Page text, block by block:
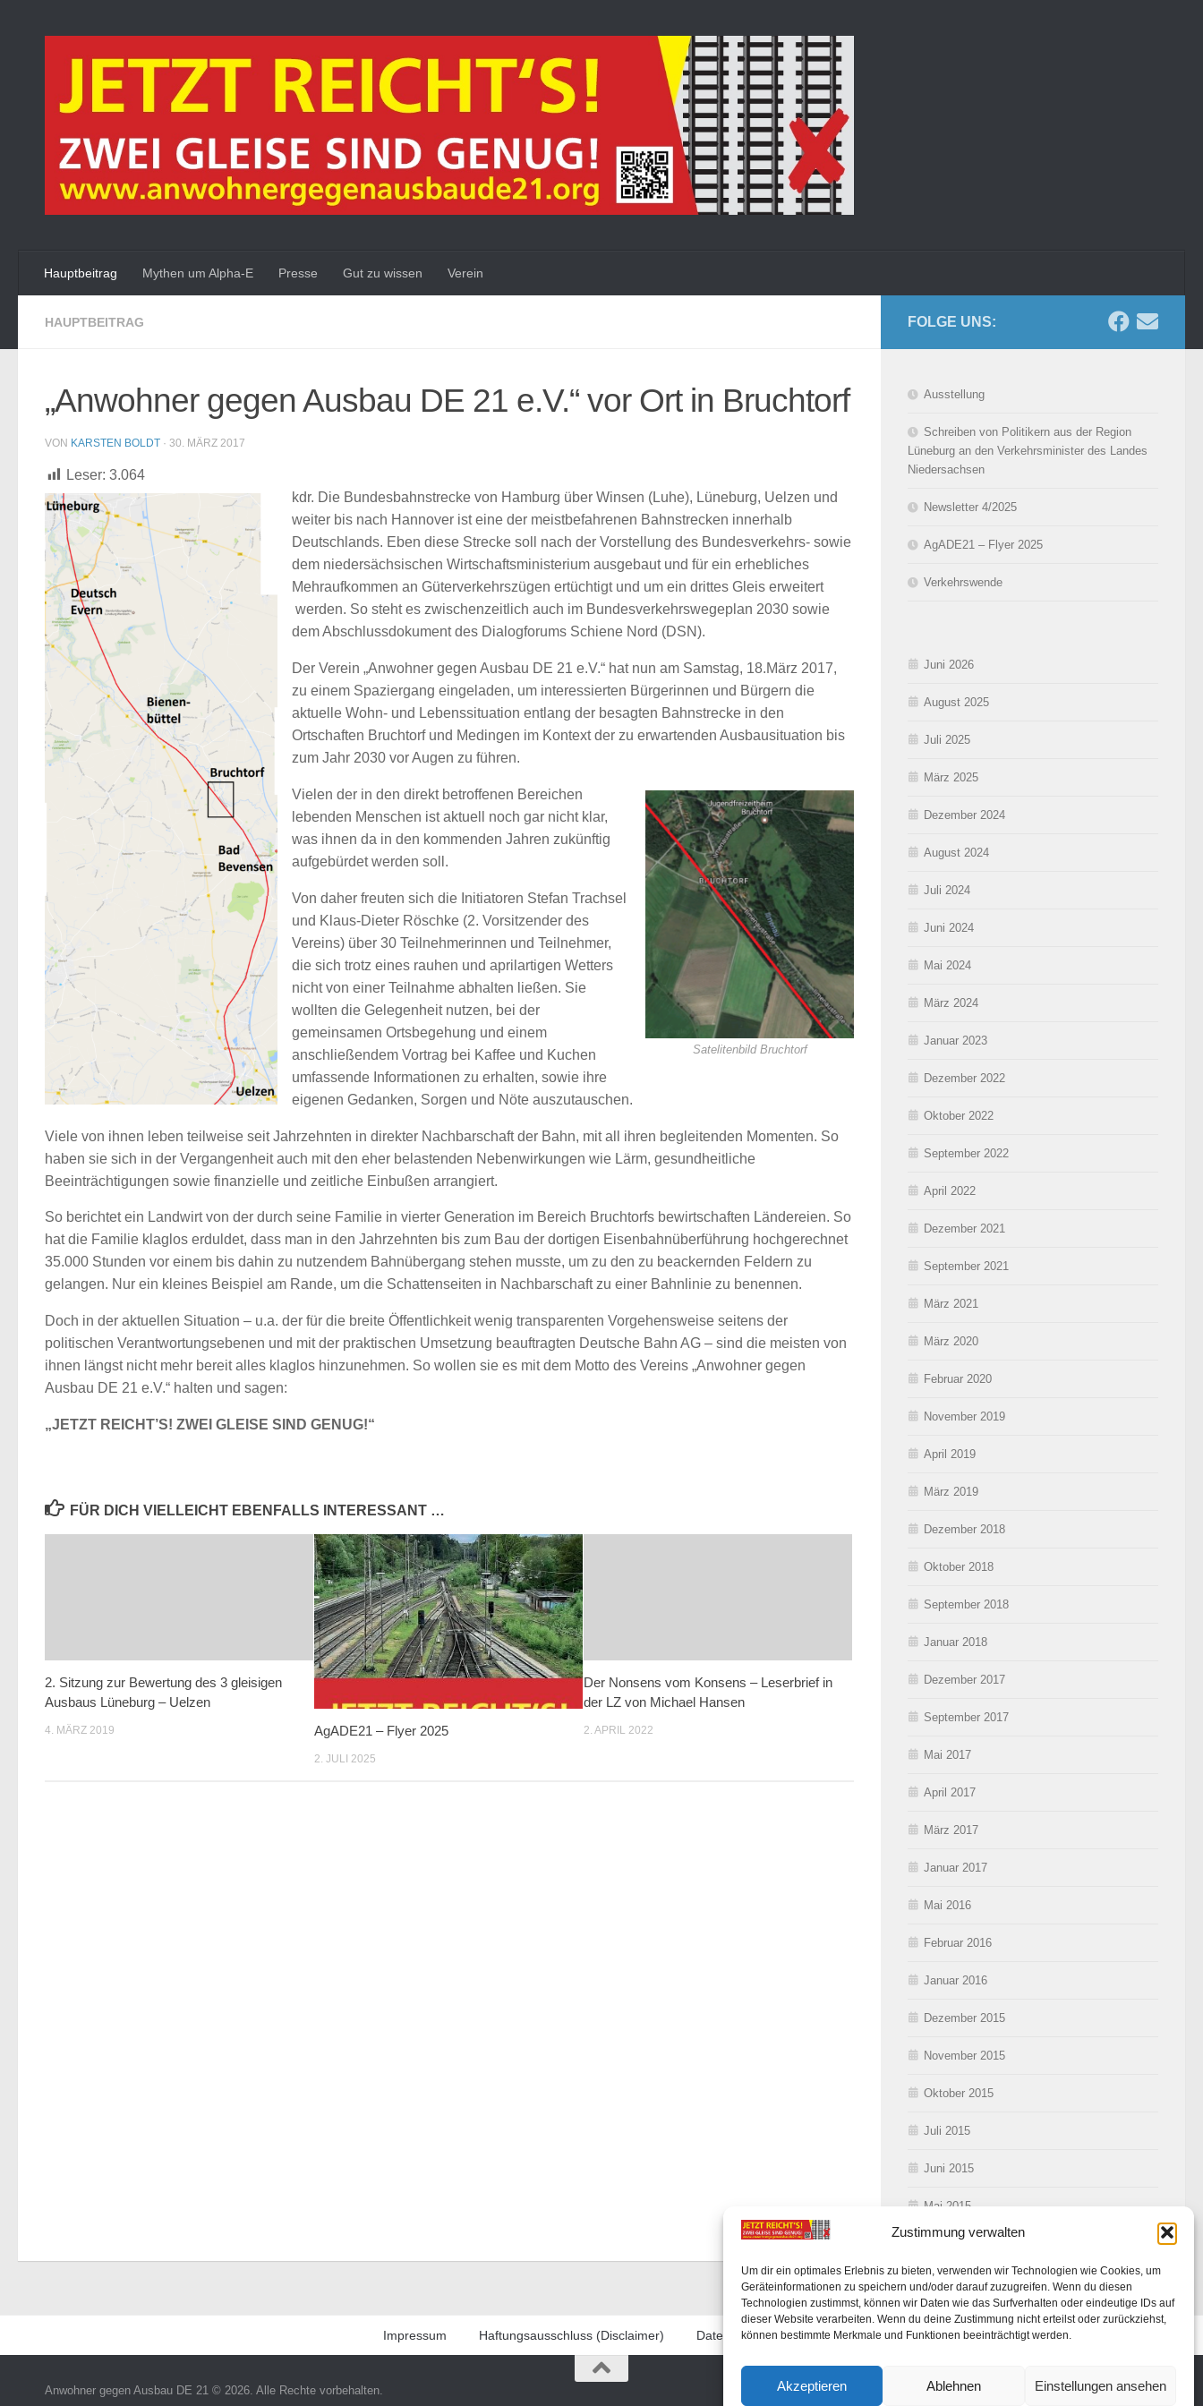
Zustimmung verwalten
Um dir ein optimales Erlebnis zu bieten, verwenden wir Technologien wie Cookies, um
Geräteinformationen zu speichern und/oder darauf zuzugreifen. Wenn du diesen
Technologien zustimmst, können wir Daten wie das Surfverhalten oder eindeutige IDs auf
dieser Website verarbeiten. Wenn du deine Zustimmung nicht erteilst oder zurückziehst,
können bestimmte Merkmale und Funktionen beeinträchtigt werden.
Akzeptieren Ablehnen Einstellungen ansehen
Hauptbeitrag Mythen um Alpha-E Presse Gut zu wissen Verein
HAUPTBEITRAG
„Anwohner gegen Ausbau DE 21 e.V.“ vor Ort in Bruchtorf
VON KARSTEN BOLDT · 30. MÄRZ 2017
Leser: 3.064
kdr. Die Bundesbahnstrecke von Hamburg über Winsen (Luhe), Lüneburg, Uelzen und
weiter bis nach Hannover ist eine der meistbefahrenen Bahnstrecken innerhalb
Deutschlands. Eben diese Strecke soll nach der Vorstellung des Bundesverkehrs- sowie
dem niedersächsischen Wirtschaftsministerium ausgebaut und für ein erhebliches
Mehraufkommen an Güterverkehrszügen ertüchtigt und um ein drittes Gleis erweitert
werden. So steht es zwischenzeitlich auch im Bundesverkehrswegeplan 2030 sowie
dem Abschlussdokument des Dialogforums Schiene Nord (DSN).
Der Verein „Anwohner gegen Ausbau DE 21 e.V.“ hat nun am Samstag, 18.März 2017,
zu einem Spaziergang eingeladen, um interessierten Bürgerinnen und Bürgern die
aktuelle Wohn- und Lebenssituation entlang der besagten Bahnstrecke in den
Ortschaften Bruchtorf und Medingen im Kontext der zu erwartenden Ausbausituation bis
zum Jahr 2030 vor Augen zu führen.
Satelitenbild Bruchtorf
Vielen der in den direkt betroffenen Bereichen
lebenden Menschen ist aktuell noch gar nicht klar,
was ihnen da in den kommenden Jahren zukünftig
aufgebürdet werden soll.
Von daher freuten sich die Initiatoren Stefan Trachsel
und Klaus-Dieter Röschke (2. Vorsitzender des
Vereins) über 30 Teilnehmerinnen und Teilnehmer,
die sich trotz eines rauhen und aprilartigen Wetters
nicht von einer Teilnahme abhalten ließen. Sie
wollten die Gelegenheit nutzen, bei der
gemeinsamen Ortsbegehung und einem
anschließendem Vortrag bei Kaffee und Kuchen
umfassende Informationen zu erhalten, sowie ihre
eigenen Gedanken, Sorgen und Nöte auszutauschen.
Viele von ihnen leben teilweise seit Jahrzehnten in direkter Nachbarschaft der Bahn, mit all ihren begleitenden Momenten. So
haben sie sich in der Vergangenheit auch mit den eher belastenden Nebenwirkungen wie Lärm, gesundheitliche
Beeinträchtigungen sowie finanzielle und zeitliche Einbußen arrangiert.
So berichtet ein Landwirt von der durch seine Familie in vierter Generation im Bereich Bruchtorfs bewirtschaften Ländereien. So
hat die Familie klaglos erduldet, dass man in den Jahrzehnten bis zum Bau der dortigen Eisenbahnüberführung hochgerechnet
35.000 Stunden vor einem bis dahin zu nutzendem Bahnübergang stehen musste, um zu den zu beackernden Feldern zu
gelangen. Nur ein kleines Beispiel am Rande, um die Schattenseiten in Nachbarschaft zu einer Bahnlinie zu benennen.
Doch in der aktuellen Situation – u.a. der für die breite Öffentlichkeit wenig transparenten Vorgehensweise seitens der
politischen Verantwortungsebenen und mit der praktischen Umsetzung beauftragten Deutsche Bahn AG – sind die meisten von
ihnen längst nicht mehr bereit alles klaglos hinzunehmen. So wollen sie es mit dem Motto des Vereins „Anwohner gegen
Ausbau DE 21 e.V.“ halten und sagen:
„JETZT REICHT’S! ZWEI GLEISE SIND GENUG!“
FÜR DICH VIELLEICHT EBENFALLS INTERESSANT …
2. Sitzung zur Bewertung des 3 gleisigen
Ausbaus Lüneburg – Uelzen
4. MÄRZ 2019 AgADE21 – Flyer 2025
2. JULI 2025
Der Nonsens vom Konsens – Leserbrief in
der LZ von Michael Hansen
2. APRIL 2022
FOLGE UNS:
Ausstellung
Schreiben von Politikern aus der Region
Lüneburg an den Verkehrsminister des Landes
Niedersachsen
Newsletter 4/2025
AgADE21 – Flyer 2025
Verkehrswende
Juni 2026
August 2025
Juli 2025
März 2025
Dezember 2024
August 2024
Juli 2024
Juni 2024
Mai 2024
März 2024
Januar 2023
Dezember 2022
Oktober 2022
September 2022
April 2022
Dezember 2021
September 2021
März 2021
März 2020
Februar 2020
November 2019
April 2019
März 2019
Dezember 2018
Oktober 2018
September 2018
Januar 2018
Dezember 2017
September 2017
Mai 2017
April 2017
März 2017
Januar 2017
Mai 2016
Februar 2016
Januar 2016
Dezember 2015
November 2015
Oktober 2015
Juli 2015
Juni 2015
Mai 2015
Impressum Haftungsausschluss (Disclaimer) Datenschutzerklärung
Anwohner gegen Ausbau DE 21 © 2026. Alle Rechte vorbehalten.